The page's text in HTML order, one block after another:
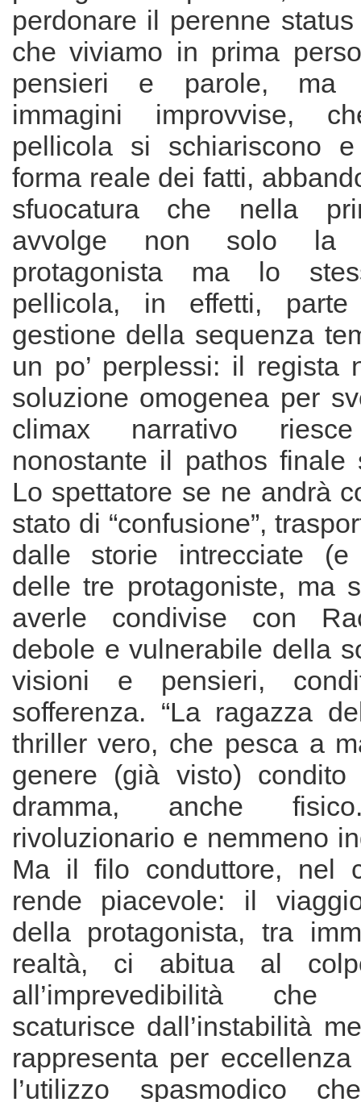
perdonare il perenne
che viviamo in prima
pensieri e parole, ma
immagini improvvise,
pellicola si schiariscono
forma reale dei fatti,
sfuocatura che nella
avvolge non solo la
protagonista ma lo
pellicola, in effetti,
gestione della sequenza
un po’ perplessi: il regista
soluzione omogenea per
climax narrativo
nonostante il pathos finale
Lo spettatore se ne andrà
stato di “confusione”,
dalle storie intrecciate (e
delle tre protagoniste, ma
averle condivise con
debole e vulnerabile della
visioni e pensieri,
sofferenza. “La ragazza
thriller vero, che pesca a
genere (già visto)
dramma, anche
rivoluzionario e nemmeno
Ma il filo conduttore, nel
rende piacevole: il
della protagonista, tra
realtà, ci abitua al
all’imprevedibilità che
scaturisce dall’instabilità
rappresenta per eccellenza
l’utilizzo spasmodico